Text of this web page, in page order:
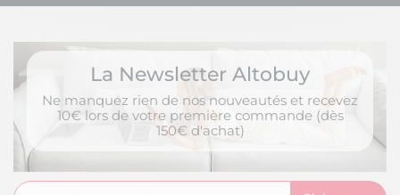
La Newsletter Altobuy
Ne manquez rien de nos nouveautés et recevez
10€ lors de votre première commande (dès
150€ d'achat)